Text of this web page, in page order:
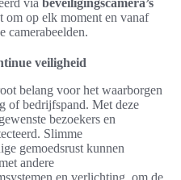
via beveiligingscamera’s
om op elk moment en vanaf
camerabeelden.
veiligheid
belang voor het waarborgen
of bedrijfspand. Met deze
bezoekers en
Slimme
gemoedsrust kunnen
andere